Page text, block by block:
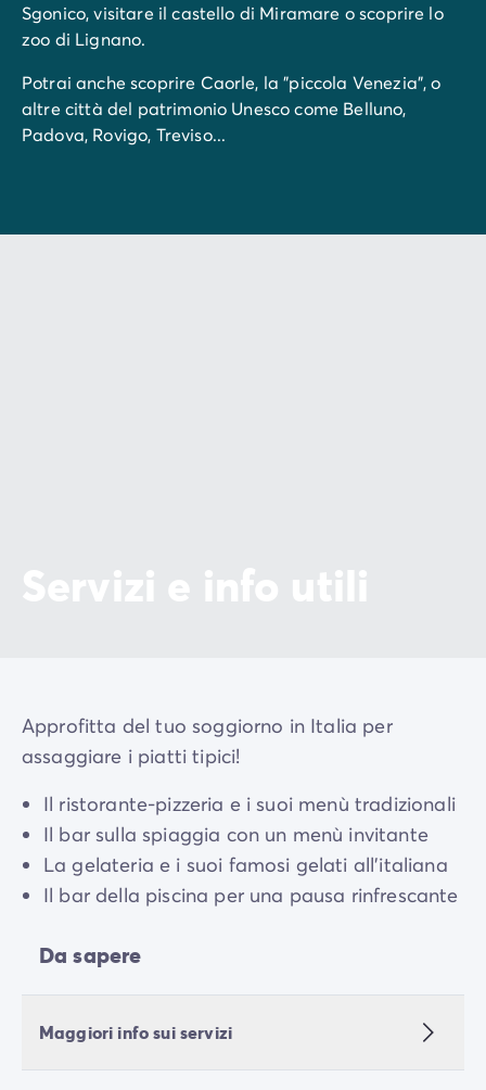
Sgonico, visitare il castello di Miramare o scoprire lo
zoo di Lignano.
Potrai anche scoprire Caorle, la "piccola Venezia", o
altre città del patrimonio Unesco come Belluno,
Padova, Rovigo, Treviso...
Approfitta del tuo soggiorno in Italia per
assaggiare i piatti tipici!
Il ristorante-pizzeria e i suoi menù tradizionali
Il bar sulla spiaggia con un menù invitante
La gelateria e i suoi famosi gelati all'italiana
Il bar della piscina per una pausa rinfrescante
Da sapere
Maggiori info sui servizi